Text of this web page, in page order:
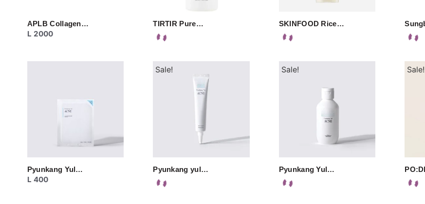
APLB Collagen…
L 2000
TIRTIR Pure… SKINFOOD Rice…
Pyunkang Yul…
L 400
Sale!
Pyunkang yul…
Sale!
Pyunkang Yul…
Sale!